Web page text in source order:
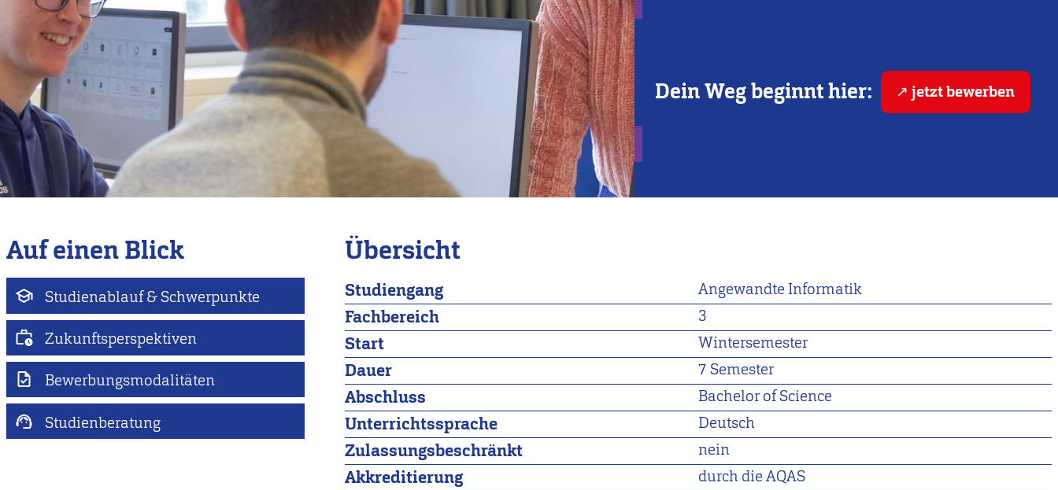
Dein Weg beginnt hier: jetzt bewerben
Auf einen Blick
Studienablauf & Schwerpunkte
Zukunftsperspektiven
Bewerbungsmodalitäten
Studienberatung
Übersicht
Studiengang Angewandte Informatik
Fachbereich 3
Start Wintersemester
Dauer 7 Semester
Abschluss Bachelor of Science
Unterrichtssprache Deutsch
Zulassungsbeschränkt nein
Akkreditierung durch die AQAS